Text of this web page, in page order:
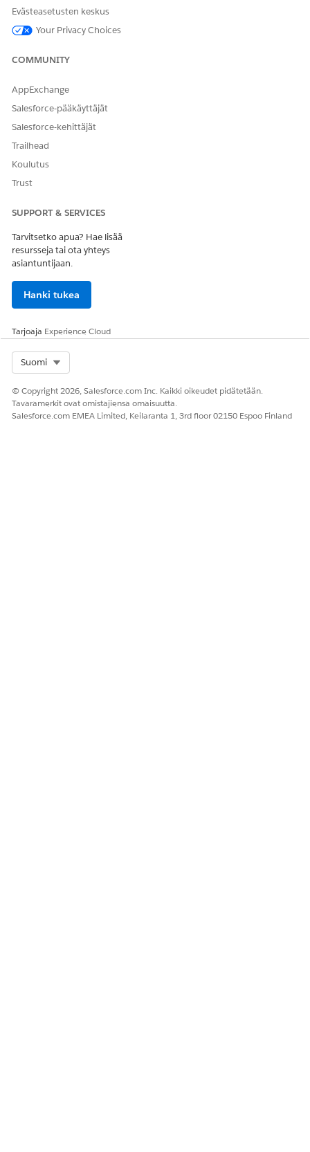
Evästeasetusten keskus
Your Privacy Choices
COMMUNITY
AppExchange
Salesforce-pääkäyttäjät
Salesforce-kehittäjät
Trailhead
Koulutus
Trust
SUPPORT & SERVICES
Tarvitsetko apua? Hae lisää
resursseja tai ota yhteys
asiantuntijaan.
Hanki tukea
Tarjoaja Experience Cloud
Suomi
© Copyright 2026, Salesforce.com Inc. Kaikki oikeudet pidätetään.
Tavaramerkit ovat omistajiensa omaisuutta.
Salesforce.com EMEA Limited, Keilaranta 1, 3rd floor 02150 Espoo Finland